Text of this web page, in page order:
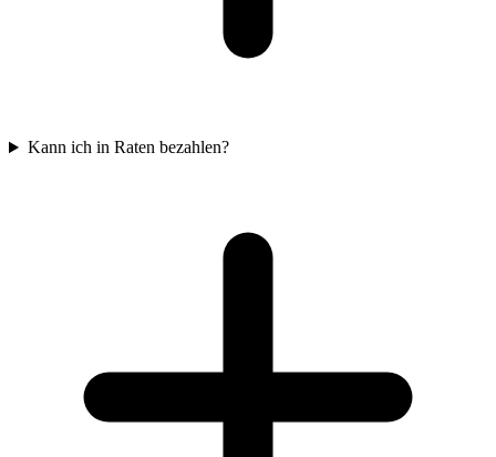
Kann ich in Raten bezahlen?